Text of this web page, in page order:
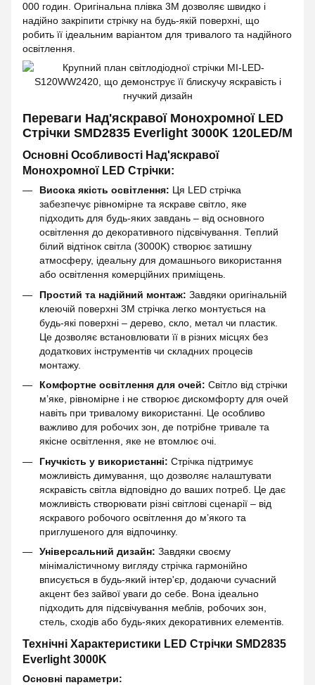
000 годин. Оригінальна плівка 3M дозволяє швидко і
надійно закріпити стрічку на будь-якій поверхні, що
робить її ідеальним варіантом для тривалого та надійного
освітлення.
Переваги Над'яскравої Монохромної LED
Стрічки SMD2835 Everlight 3000K 120LED/M
Основні Особливості Над'яскравої
Монохромної LED Стрічки:
Висока якість освітлення: Ця LED стрічка
забезпечує рівномірне та яскраве світло, яке
підходить для будь-яких завдань – від основного
освітлення до декоративного підсвічування. Теплий
білий відтінок світла (3000K) створює затишну
атмосферу, ідеальну для домашнього використання
або освітлення комерційних приміщень.
Простий та надійний монтаж: Завдяки оригінальній
клеючій поверхні 3M стрічка легко монтується на
будь-які поверхні – дерево, скло, метал чи пластик.
Це дозволяє встановлювати її в різних місцях без
додаткових інструментів чи складних процесів
монтажу.
Комфортне освітлення для очей: Світло від стрічки
м’яке, рівномірне і не створює дискомфорту для очей
навіть при тривалому використанні. Це особливо
важливо для робочих зон, де потрібне тривале та
якісне освітлення, яке не втомлює очі.
Гнучкість у використанні: Стрічка підтримує
можливість димування, що дозволяє налаштувати
яскравість світла відповідно до ваших потреб. Це дає
можливість створювати різні світлові сценарії – від
яскравого робочого освітлення до м’якого та
приглушеного для відпочинку.
Універсальний дизайн: Завдяки своєму
мінімалістичному вигляду стрічка гармонійно
вписується в будь-який інтер'єр, додаючи сучасний
акцент без зайвої уваги до себе. Вона ідеально
підходить для підсвічування меблів, робочих зон,
стель, сходів або будь-яких декоративних елементів.
Технічні Характеристики LED Стрічки SMD2835
Everlight 3000K
Основні параметри: